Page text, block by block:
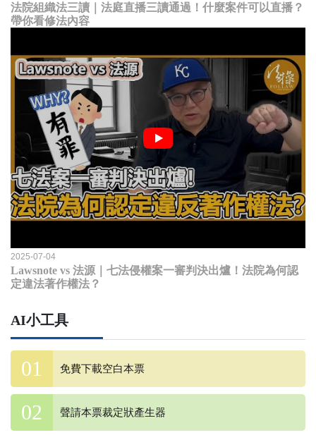
法院組織法三讀｜法庭直播三讀通過！什麼案件可以直播？
帶你看修法內容
2025-07-04
Lawsnote vs 法源｜七法侵權案一審判決出爐！法院為何認
定違法著作權法？
AI小工具
免費下載空白本票
聲請本票裁定狀產生器